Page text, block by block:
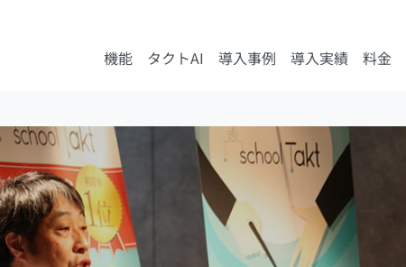
機能 タクトAI 導入事例 導入実績 料金